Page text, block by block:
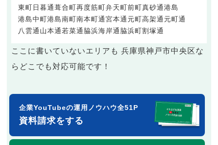
東町日暮通葺合町再度筋町弁天町前町真砂通港島
港島中町港島南町南本町通宮本通 元町高架通 元町通
八雲通 山本通若菜通 脇浜海岸通 脇浜町割塚通
ここに書いていないエリアも 兵庫県神戸市中央区な
らどこでも対応可能です！
企業YouTubeの運用ノウハウ全51P
資料請求をする